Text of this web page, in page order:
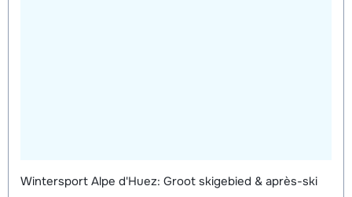
Wintersport Alpe d'Huez: Groot skigebied & après-ski